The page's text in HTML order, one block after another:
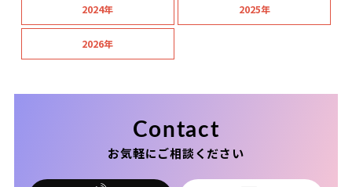
2024年 2025年
2026年
お気軽にご相談ください
Contact